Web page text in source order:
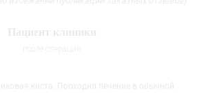
Пациент клиники
киста. Проходил лечение в обычной